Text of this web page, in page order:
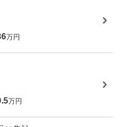
万円
万円